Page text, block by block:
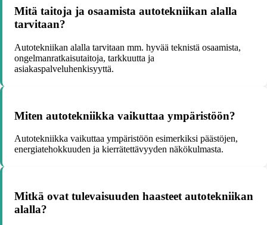
Mitä taitoja ja osaamista autotekniikan alalla
tarvitaan?
Autotekniikan alalla tarvitaan mm. hyvää teknistä osaamista,
ongelmanratkaisutaitoja, tarkkuutta ja
asiakaspalveluhenkisyyttä.
Miten autotekniikka vaikuttaa ympäristöön?
Autotekniikka vaikuttaa ympäristöön esimerkiksi päästöjen,
energiatehokkuuden ja kierrätettävyyden näkökulmasta.
Mitkä ovat tulevaisuuden haasteet autotekniikan
alalla?